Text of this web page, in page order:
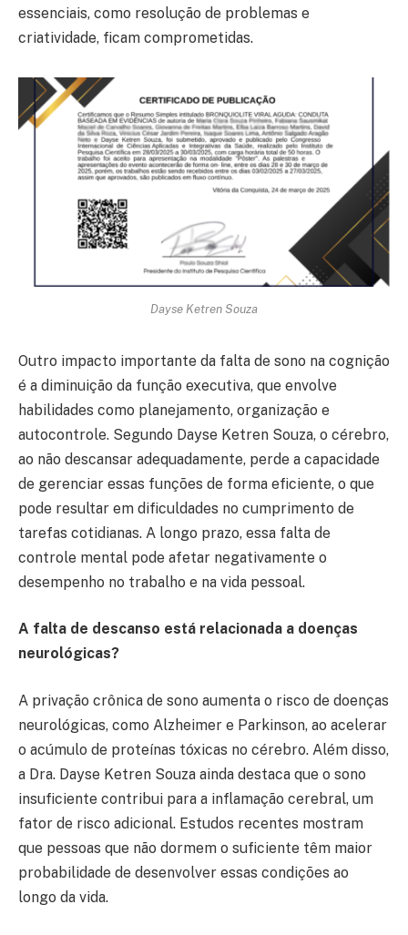
essenciais, como resolução de problemas e
criatividade, ficam comprometidas.
Dayse Ketren Souza
Outro impacto importante da falta de sono na cognição
é a diminuição da função executiva, que envolve
habilidades como planejamento, organização e
autocontrole. Segundo Dayse Ketren Souza, o cérebro,
ao não descansar adequadamente, perde a capacidade
de gerenciar essas funções de forma eficiente, o que
pode resultar em dificuldades no cumprimento de
tarefas cotidianas. A longo prazo, essa falta de
controle mental pode afetar negativamente o
desempenho no trabalho e na vida pessoal.
A falta de descanso está relacionada a doenças
neurológicas?
A privação crônica de sono aumenta o risco de doenças
neurológicas, como Alzheimer e Parkinson, ao acelerar
o acúmulo de proteínas tóxicas no cérebro. Além disso,
a Dra. Dayse Ketren Souza ainda destaca que o sono
insuficiente contribui para a inflamação cerebral, um
fator de risco adicional. Estudos recentes mostram
que pessoas que não dormem o suficiente têm maior
probabilidade de desenvolver essas condições ao
longo da vida.